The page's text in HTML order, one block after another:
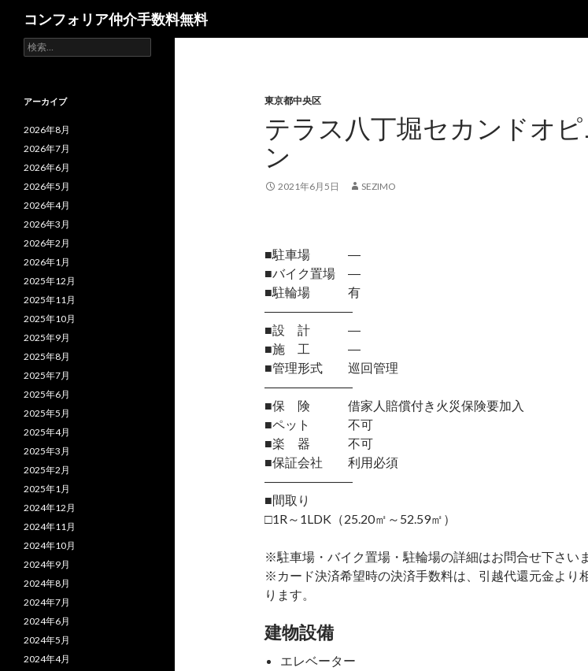
コンフォリア仲介手数料無料
東京都中央区
テラス八丁堀セカンドオピ
ン
2021年6月5日 SEZIMO
■駐車場 ―
■バイク置場 ―
■駐輪場 有
―――――――
■設 計 ―
■施 工 ―
■管理形式 巡回管理
―――――――
■保 険 借家人賠償付き火災保険要加入
■ペット 不可
■楽 器 不可
■保証会社 利用必須
―――――――
■間取り
□1R～1LDK（25.20㎡～52.59㎡）
※駐車場・バイク置場・駐輪場の詳細はお問合せ下さいま
※カード決済希望時の決済手数料は、引越代還元金より
ります。
建物設備
エレベーター
検
索:
アーカイブ
2026年8月
2026年7月
2026年6月
2026年5月
2026年4月
2026年3月
2026年2月
2026年1月
2025年12月
2025年11月
2025年10月
2025年9月
2025年8月
2025年7月
2025年6月
2025年5月
2025年4月
2025年3月
2025年2月
2025年1月
2024年12月
2024年11月
2024年10月
2024年9月
2024年8月
2024年7月
2024年6月
2024年5月
2024年4月